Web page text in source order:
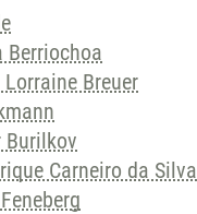
Berriochoa
Breuer
Burilkov
Carneiro da Silva